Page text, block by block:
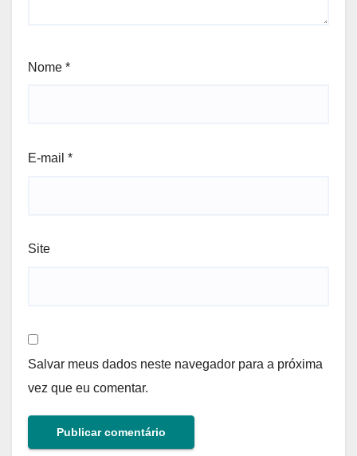
Nome *
E-mail *
Site
Salvar meus dados neste navegador para a próxima
vez que eu comentar.